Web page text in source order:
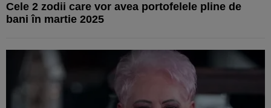
Cele 2 zodii care vor avea portofelele pline de
bani în martie 2025